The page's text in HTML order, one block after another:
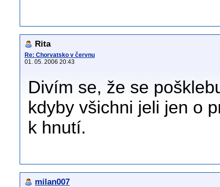
Rita
Re: Chorvatsko v červnu
01. 05. 2006 20:43
Divím se, že se
kdyby všichni jeli jen o
k hnutí.
milan007